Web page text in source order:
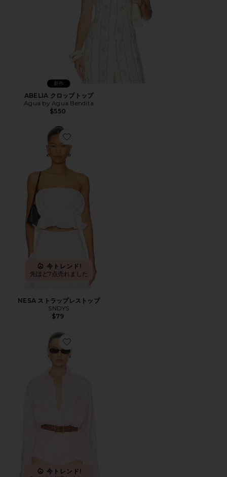
新作
ABELIA クロップトップ
Agua by Agua Bendita
$550
Favorite NESA ストラップレストップ
今トレンド!
先ほど7点売れました
NESA ストラップレストップ
SNDYS
$79
Favorite WASHED LINEN SHIRT シャツ
今トレンド!